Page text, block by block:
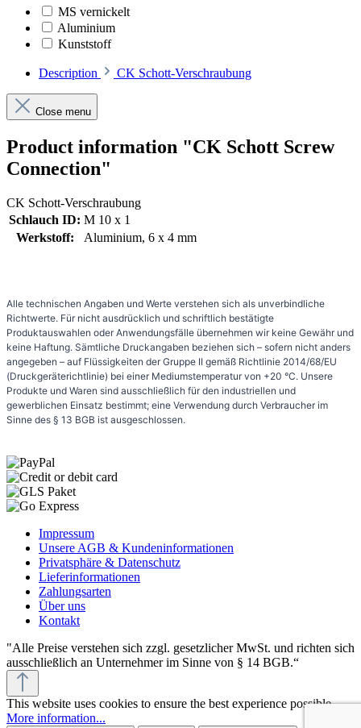
MS vernickelt
Aluminium
Kunststoff
Description CK Schott-Verschraubung
Close menu
Product information "CK Schott Screw
Connection"
CK Schott-Verschraubung
Schlauch ID: M 10 x 1
Werkstoff:
Aluminium, 6 x 4 mm
Alle technischen Angaben und Werte verstehen sich als unverbindliche
Richtwerte. Für nicht ausdrücklich und schriftlich bestätigte
Produktauswahlen oder Anwendungsfälle übernehmen wir keine Gewähr und
keine Haftung. Sämtliche Druckangaben beziehen sich – sofern nicht anders
angegeben – auf Flüssigkeiten der Gruppe II gemäß Richtlinie 2014/68/EU
(Druckgeräterichtlinie) bei einer Mediumstemperatur von +20 °C. Unsere
Produkte und Waren sind ausschließlich für den industriellen und
gewerblichen Einsatz bestimmt; eine Verwendung durch Verbraucher im
Sinne des § 13 BGB ist ausgeschlossen.
Impressum
Unsere AGB & Kundeninformationen
Privatsphäre & Datenschutz
Lieferinformationen
Zahlungsarten
Über uns
Kontakt
"Alle Preise verstehen sich zzgl. gesetzlicher MwSt. und richten sich
ausschließlich an Unternehmer im Sinne von § 14 BGB.“
This website uses cookies to ensure the best experience possible.
More information...